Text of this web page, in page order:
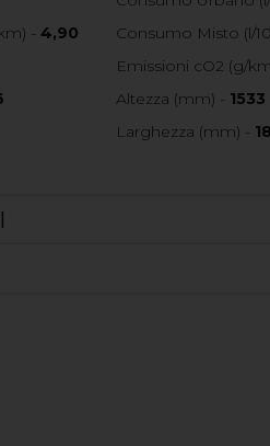
- 4,90 Consumo Misto (l/
Emissioni cO2 (g/
Altezza (mm) - 1533
Larghezza (mm) -